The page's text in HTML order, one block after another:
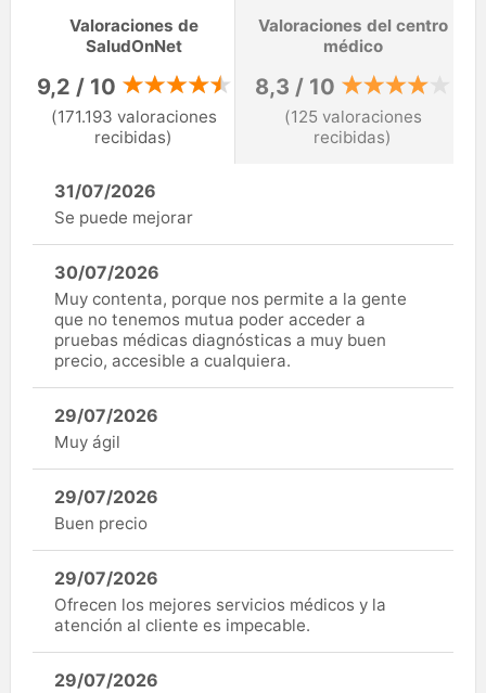
Valoraciones de
SaludOnNet
9,2 / 10
(171.193 valoraciones
recibidas)
Valoraciones del centro
médico
8,3 / 10
(125 valoraciones
recibidas)
31/07/2026
Se puede mejorar
30/07/2026
Muy contenta, porque nos permite a la gente
que no tenemos mutua poder acceder a
pruebas médicas diagnósticas a muy buen
precio, accesible a cualquiera.
29/07/2026
Muy ágil
29/07/2026
Buen precio
29/07/2026
Ofrecen los mejores servicios médicos y la
atención al cliente es impecable.
29/07/2026